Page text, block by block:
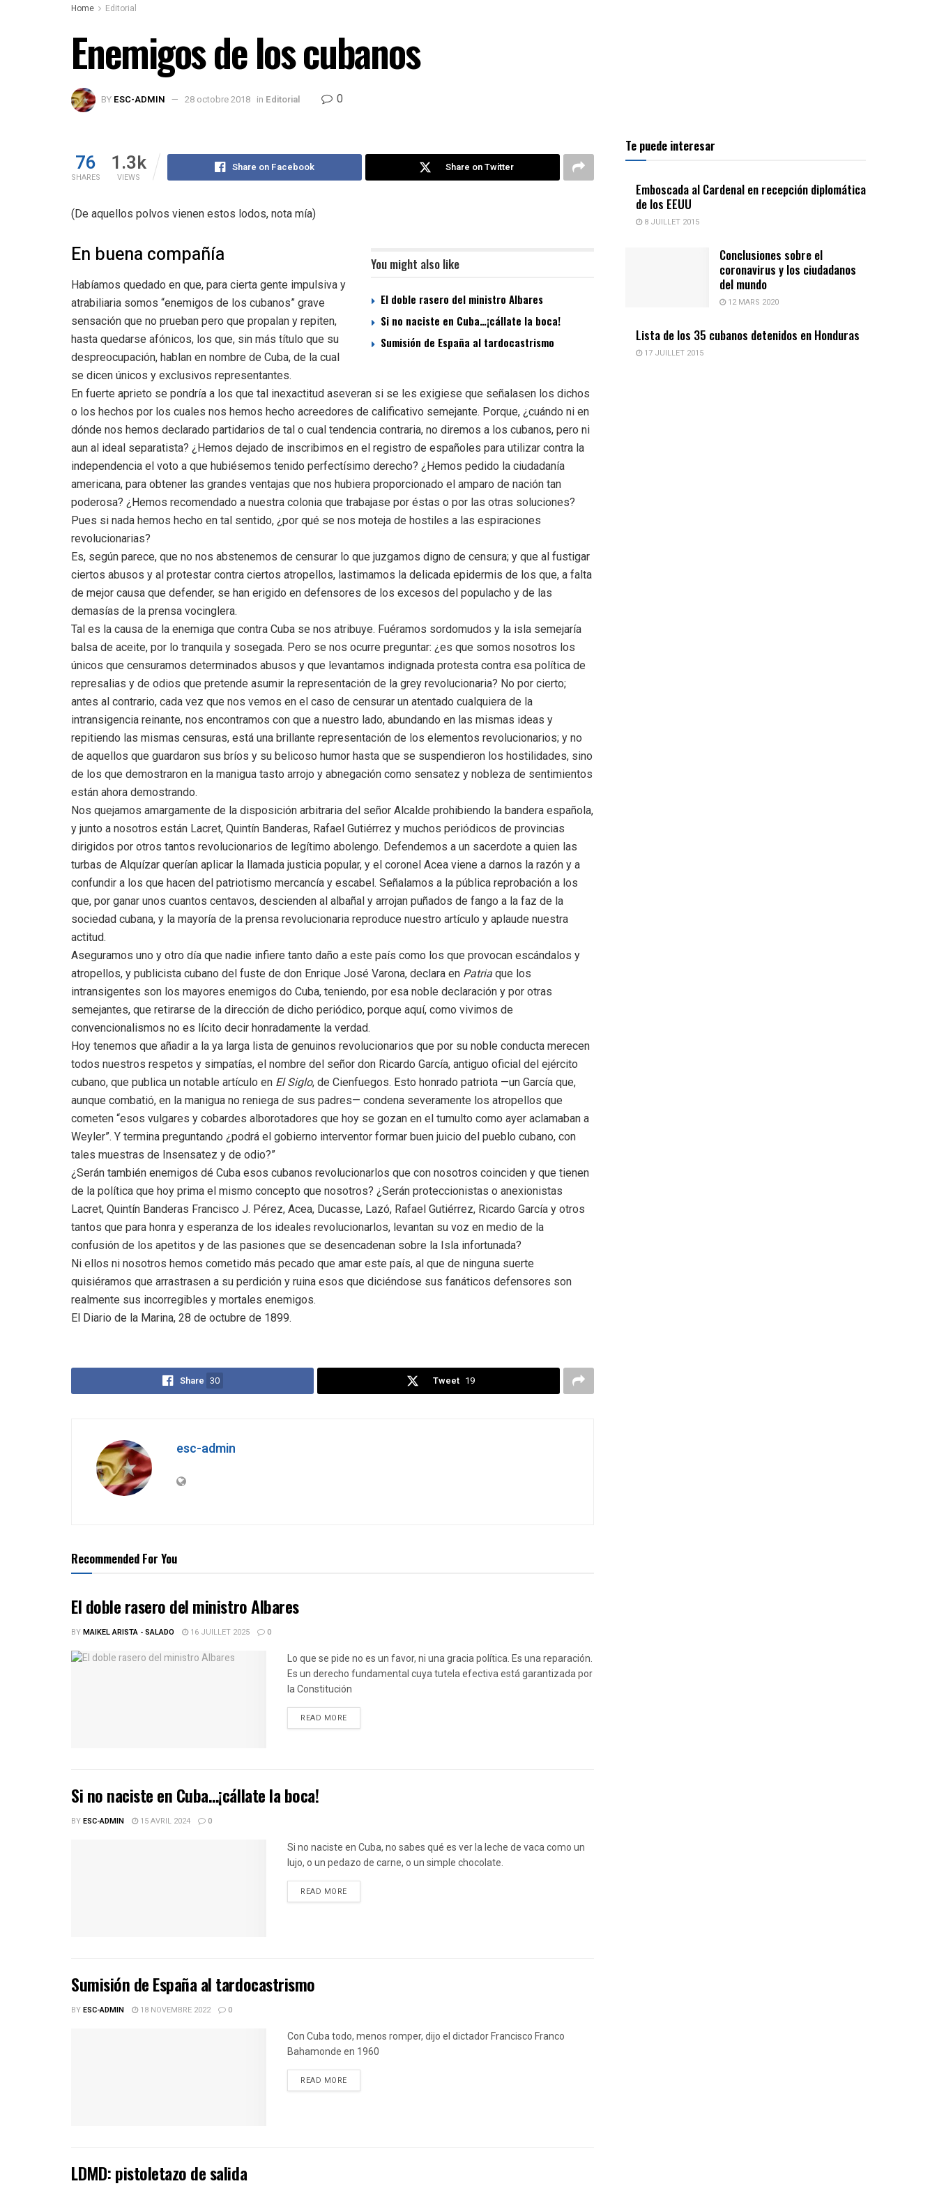
Home Editorial
Enemigos de los cubanos
BY ESC-ADMIN 28 octobre 2018 in Editorial 0
76
SHARES
1.3k
VIEWS
Share on Facebook Share on Twitter
(De aquellos polvos vienen estos lodos, nota mía)
You might also like
El doble rasero del ministro Albares
Si no naciste en Cuba…¡cállate la boca!
Sumisión de España al tardocastrismo
En buena compañía
Habíamos quedado en que, para cierta gente impulsiva y
atrabiliaria somos “enemigos de los cubanos” grave
sensación que no prueban pero que propalan y repiten,
hasta quedarse afónicos, los que, sin más título que su
despreocupación, hablan en nombre de Cuba, de la cual
se dicen únicos y exclusivos representantes.
En fuerte aprieto se pondría a los que tal inexactitud aseveran si se les exigiese que señalasen los dichos
o los hechos por los cuales nos hemos hecho acreedores de calificativo semejante. Porque, ¿cuándo ni en
dónde nos hemos declarado partidarios de tal o cual tendencia contraria, no diremos a los cubanos, pero ni
aun al ideal separatista? ¿Hemos dejado de inscribimos en el registro de españoles para utilizar contra la
independencia el voto a que hubiésemos tenido perfectísimo derecho? ¿Hemos pedido la ciudadanía
americana, para obtener las grandes ventajas que nos hubiera proporcionado el amparo de nación tan
poderosa? ¿Hemos recomendado a nuestra colonia que trabajase por éstas o por las otras soluciones?
Pues si nada hemos hecho en tal sentido, ¿por qué se nos moteja de hostiles a las espiraciones
revolucionarias?
Es, según parece, que no nos abstenemos de censurar lo que juzgamos digno de censura; y que al fustigar
ciertos abusos y al protestar contra ciertos atropellos, lastimamos la delicada epidermis de los que, a falta
de mejor causa que defender, se han erigido en defensores de los excesos del populacho y de las
demasías de la prensa vocinglera.
Tal es la causa de la enemiga que contra Cuba se nos atribuye. Fuéramos sordomudos y la isla semejaría
balsa de aceite, por lo tranquila y sosegada. Pero se nos ocurre preguntar: ¿es que somos nosotros los
únicos que censuramos determinados abusos y que levantamos indignada protesta contra esa política de
represalias y de odios que pretende asumir la representación de la grey revolucionaria? No por cierto;
antes al contrario, cada vez que nos vemos en el caso de censurar un atentado cualquiera de la
intransigencia reinante, nos encontramos con que a nuestro lado, abundando en las mismas ideas y
repitiendo las mismas censuras, está una brillante representación de los elementos revolucionarios; y no
de aquellos que guardaron sus bríos y su belicoso humor hasta que se suspendieron los hostilidades, sino
de los que demostraron en la manigua tasto arrojo y abnegación como sensatez y nobleza de sentimientos
están ahora demostrando.
Nos quejamos amargamente de la disposición arbitraria del señor Alcalde prohibiendo la bandera española,
y junto a nosotros están Lacret, Quintín Banderas, Rafael Gutiérrez y muchos periódicos de provincias
dirigidos por otros tantos revolucionarios de legítimo abolengo. Defendemos a un sacerdote a quien las
turbas de Alquízar querían aplicar la llamada justicia popular, y el coronel Acea viene a darnos la razón y a
confundir a los que hacen del patriotismo mercancía y escabel. Señalamos a la pública reprobación a los
que, por ganar unos cuantos centavos, descienden al albañal y arrojan puñados de fango a la faz de la
sociedad cubana, y la mayoría de la prensa revolucionaria reproduce nuestro artículo y aplaude nuestra
actitud.
Aseguramos uno y otro día que nadie infiere tanto daño a este país como los que provocan escándalos y
atropellos, y publicista cubano del fuste de don Enrique José Varona, declara en Patria que los
intransigentes son los mayores enemigos do Cuba, teniendo, por esa noble declaración y por otras
semejantes, que retirarse de la dirección de dicho periódico, porque aquí, como vivimos de
convencionalismos no es lícito decir honradamente la verdad.
Hoy tenemos que añadir a la ya larga lista de genuinos revolucionarios que por su noble conducta merecen
todos nuestros respetos y simpatías, el nombre del señor don Ricardo García, antiguo oficial del ejército
cubano, que publica un notable artículo en El Siglo, de Cienfuegos. Esto honrado patriota —un García que,
aunque combatió, en la manigua no reniega de sus padres— condena severamente los atropellos que
cometen “esos vulgares y cobardes alborotadores que hoy se gozan en el tumulto como ayer aclamaban a
Weyler”. Y termina preguntando ¿podrá el gobierno interventor formar buen juicio del pueblo cubano, con
tales muestras de Insensatez y de odio?”
¿Serán también enemigos dé Cuba esos cubanos revolucionarlos que con nosotros coinciden y que tienen
de la política que hoy prima el mismo concepto que nosotros? ¿Serán proteccionistas o anexionistas
Lacret, Quintín Banderas Francisco J. Pérez, Acea, Ducasse, Lazó, Rafael Gutiérrez, Ricardo García y otros
tantos que para honra y esperanza de los ideales revolucionarlos, levantan su voz en medio de la
confusión de los apetitos y de las pasiones que se desencadenan sobre la Isla infortunada?
Ni ellos ni nosotros hemos cometido más pecado que amar este país, al que de ninguna suerte
quisiéramos que arrastrasen a su perdición y ruina esos que diciéndose sus fanáticos defensores son
realmente sus incorregibles y mortales enemigos.
El Diario de la Marina, 28 de octubre de 1899.
Share 30 Tweet 19
esc-admin
Recommended For You
El doble rasero del ministro Albares
BYMAIKEL ARISTA - SALADO 16 JUILLET 2025 0
Lo que se pide no es un favor, ni una gracia política. Es una reparación.
Es un derecho fundamental cuya tutela efectiva está garantizada por
la Constitución
READ MOREDETAILS
Si no naciste en Cuba…¡cállate la boca!
BYESC-ADMIN 15 AVRIL 2024 0
Si no naciste en Cuba, no sabes qué es ver la leche de vaca como un
lujo, o un pedazo de carne, o un simple chocolate.
READ MOREDETAILS
Sumisión de España al tardocastrismo
BYESC-ADMIN 18 NOVEMBRE 2022 0
Con Cuba todo, menos romper, dijo el dictador Francisco Franco
Bahamonde en 1960
READ MOREDETAILS
LDMD: pistoletazo de salida
Te puede interesar
Emboscada al Cardenal en recepción diplomática
de los EEUU
8 JUILLET 2015
Conclusiones sobre el
coronavirus y los ciudadanos
del mundo
12 MARS 2020
Lista de los 35 cubanos detenidos en Honduras
17 JUILLET 2015